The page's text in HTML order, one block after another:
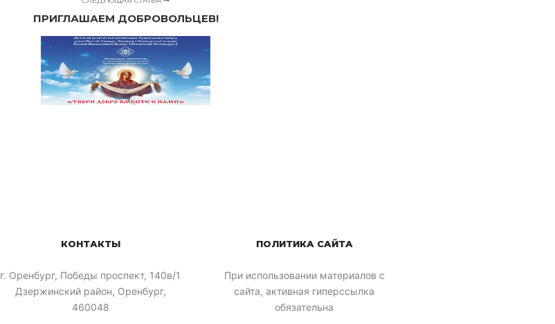
ПРИГЛАШАЕМ ДОБРОВОЛЬЦЕВ!
КОНТАКТЫ
​г. Оренбург, Победы проспект, 140в/1
Дзержинский район, Оренбург,
460048
ПОЛИТИКА САЙТА
При использовании материалов с
сайта, активная гиперссылка
обязательна